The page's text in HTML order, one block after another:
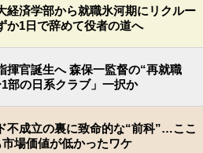
経済学部から就職氷河期にリクルー
か1日で辞めて役者の道へ
揮官誕生へ 森保一監督の“再就職
部の日系クラブ」一択か
不成立の裏に致命的な“前科”…ここ
市場価値が低かったワケ